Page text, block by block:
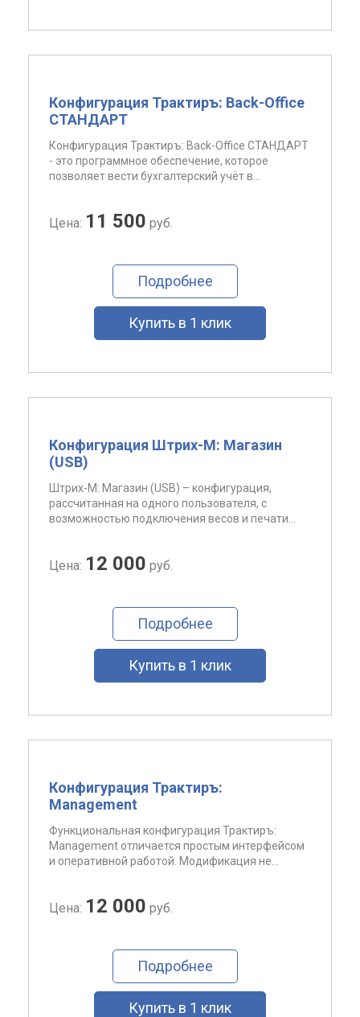
Конфигурация Трактиръ: Back-Office
СТАНДАРТ
Конфигурация Трактиръ: Back-Office СТАНДАРТ
- это программное обеспечение, которое
позволяет вести бухгалтерский учёт в...
Цена: 11 500 руб.
Подробнее
Купить в 1 клик
Конфигурация Штрих-М: Магазин
(USB)
Штрих-М: Магазин (USB) – конфигурация,
рассчитанная на одного пользователя, с
возможностью подключения весов и печати...
Цена: 12 000 руб.
Подробнее
Купить в 1 клик
Конфигурация Трактиръ:
Management
Функциональная конфигурация Трактиръ:
Management отличается простым интерфейсом
и оперативной работой. Модификация не...
Цена: 12 000 руб.
Подробнее
Купить в 1 клик